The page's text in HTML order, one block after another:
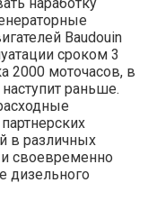
Baudouin
сроком 3
2000 моточасов, в
раньше.
в различных
своевременно
дизельного